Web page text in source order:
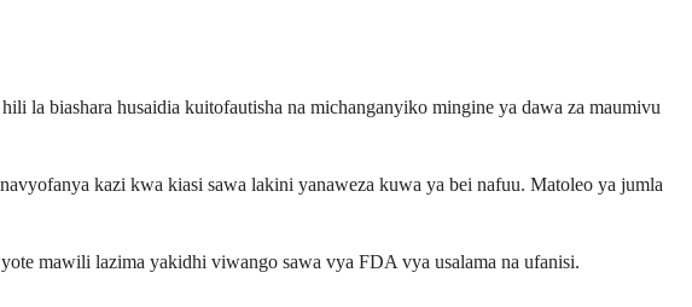
la biashara husaidia kuitofautisha na michanganyiko mingine ya dawa za maumivu
kazi kwa kiasi sawa lakini yanaweza kuwa ya bei nafuu. Matoleo ya jumla
mawili lazima yakidhi viwango sawa vya FDA vya usalama na ufanisi.